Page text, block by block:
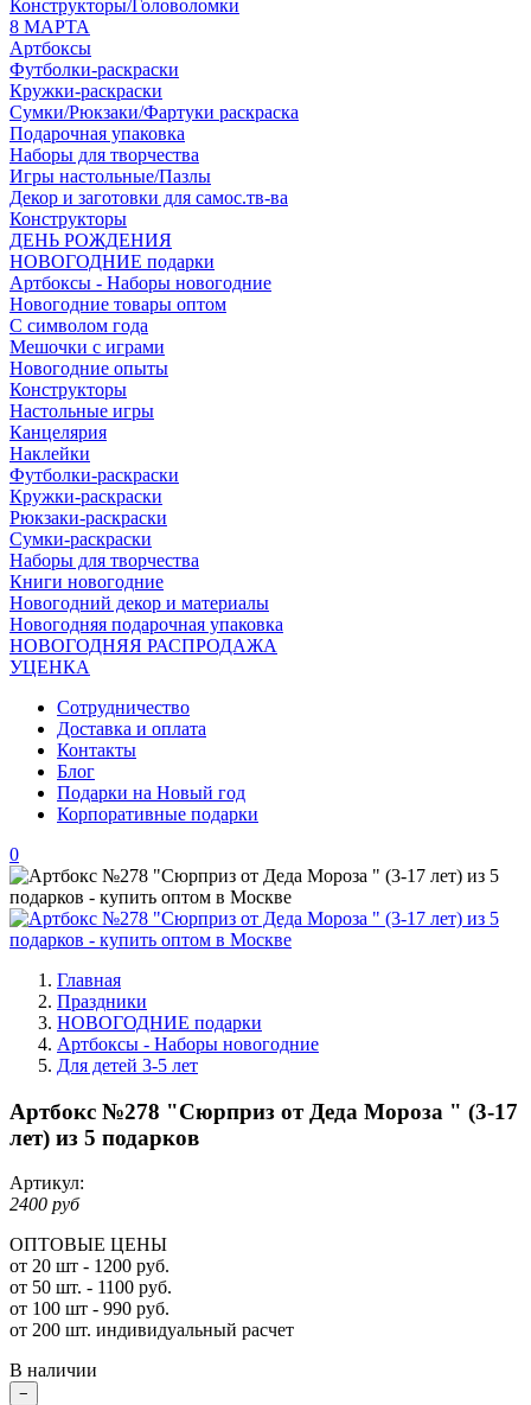
Конструкторы/Головоломки
8 МАРТА
Артбоксы
Футболки-раскраски
Кружки-раскраски
Сумки/Рюкзаки/Фартуки раскраска
Подарочная упаковка
Наборы для творчества
Игры настольные/Пазлы
Декор и заготовки для самос.тв-ва
Конструкторы
ДЕНЬ РОЖДЕНИЯ
НОВОГОДНИЕ подарки
Артбоксы - Наборы новогодние
Новогодние товары оптом
С символом года
Мешочки с играми
Новогодние опыты
Конструкторы
Настольные игры
Канцелярия
Наклейки
Футболки-раскраски
Кружки-раскраски
Рюкзаки-раскраски
Сумки-раскраски
Наборы для творчества
Книги новогодние
Новогодний декор и материалы
Новогодняя подарочная упаковка
НОВОГОДНЯЯ РАСПРОДАЖА
УЦЕНКА
Сотрудничество
Доставка и оплата
Контакты
Блог
Подарки на Новый год
Корпоративные подарки
0
Главная
Праздники
НОВОГОДНИЕ подарки
Артбоксы - Наборы новогодние
Для детей 3-5 лет
Артбокс №278 "Сюрприз от Деда Мороза " (3-17
лет) из 5 подарков
Артикул:
2400 руб
ОПТОВЫЕ ЦЕНЫ
от 20 шт - 1200 руб.
от 50 шт. - 1100 руб.
от 100 шт - 990 руб.
от 200 шт. индивидуальный расчет
В наличии
−